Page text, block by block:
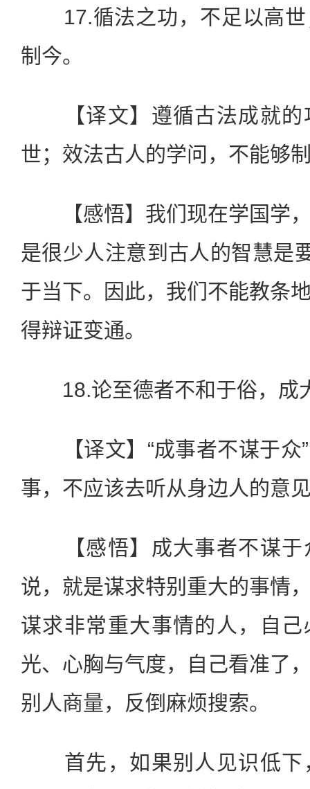
17.循法之功，不足以高世
制今。
【译文】遵循古法成就的
世；效法古人的学问，不能够
【感悟】我们现在学国学，
是很少人注意到古人的智慧是
于当下。因此，我们不能教条
得辩证变通。
18.论至德者不和于俗，成
【译文】“成事者不谋于众”
事，不应该去听从身边人的意
【感悟】成大事者不谋于
说，就是谋求特别重大的事情
谋求非常重大事情的人，自
光、心胸与气度，自己看准了
别人商量，反倒麻烦搜索。
首先，如果别人见识低下